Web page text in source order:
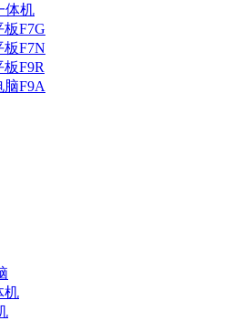
体机
板F7G
板F7N
F9R
脑F9A
机